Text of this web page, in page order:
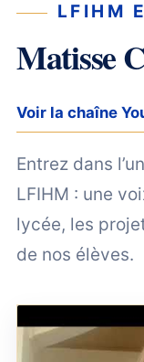
LFIHM
Matisse
Voir la chaîne
Entrez dans
LFIHM : une
lycée, les
de nos élèves.